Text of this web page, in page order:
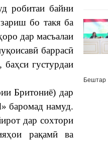
робитаи байни
бо такя ба
дар масъалаи
баррасӣ
густурдаи
Бритониё) дар
баромад намуд.
дар сохтори
рақамӣ ва
Бештар